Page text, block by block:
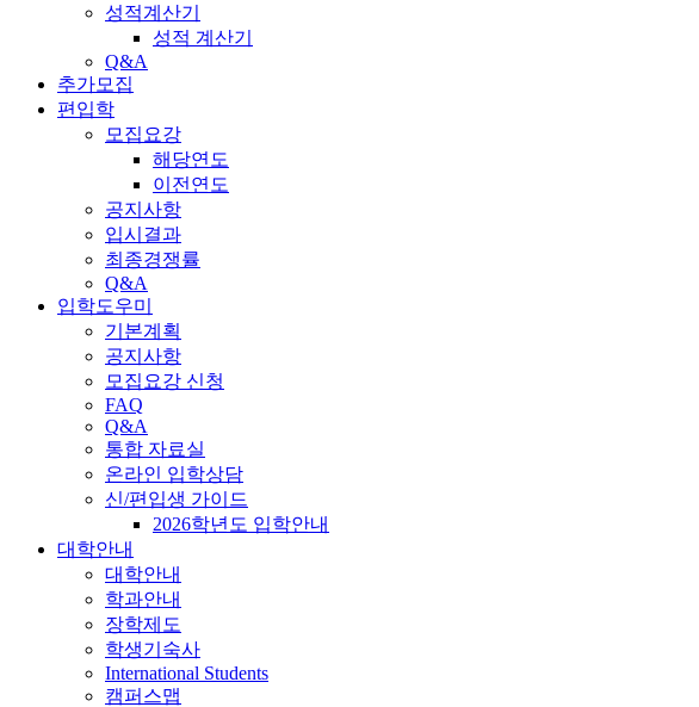
성적계산기
성적 계산기
Q&A
추가모집
편입학
모집요강
해당연도
이전연도
공지사항
입시결과
최종경쟁률
Q&A
입학도우미
기본계획
공지사항
모집요강 신청
FAQ
Q&A
통합 자료실
온라인 입학상담
신/편입생 가이드
2026학년도 입학안내
대학안내
대학안내
학과안내
장학제도
학생기숙사
International Students
캠퍼스맵